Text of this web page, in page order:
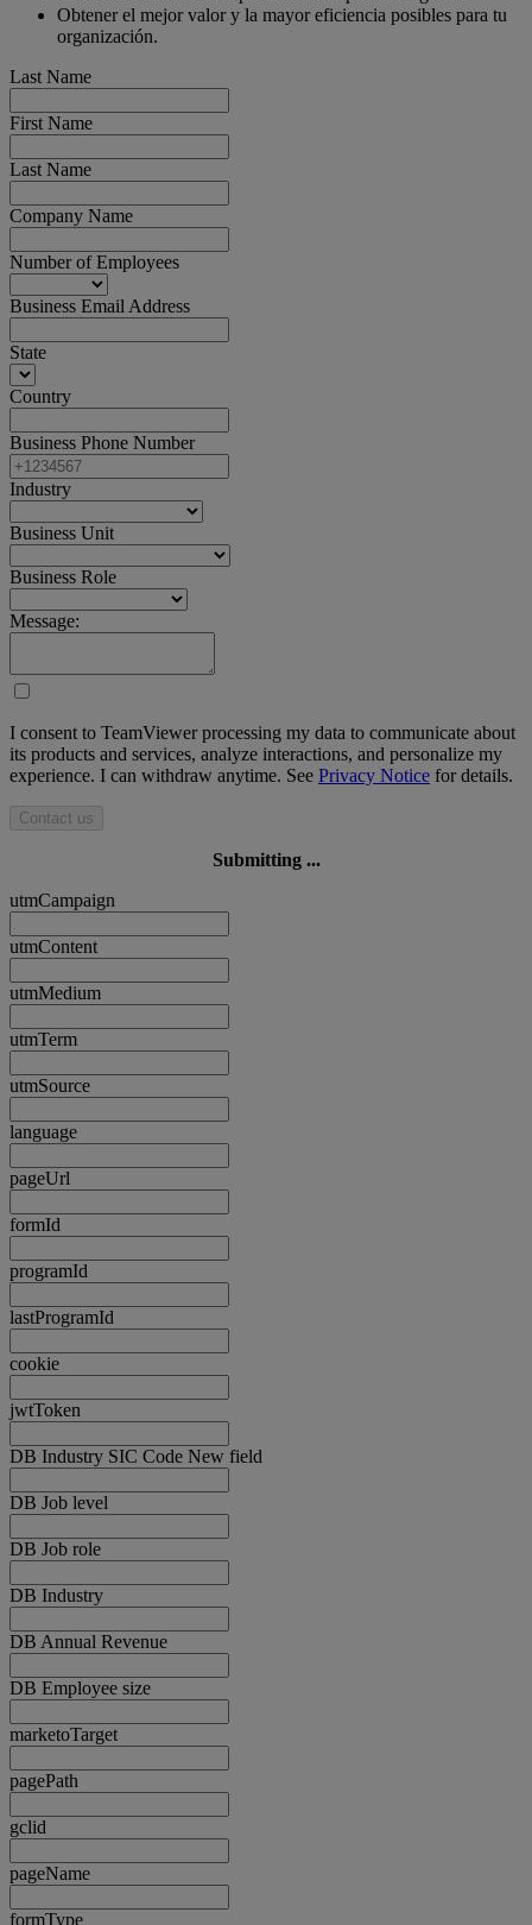
Obtener el mejor valor y la mayor eficiencia posibles para tu
organización.
Last Name
First Name
Last Name
Company Name
Number of Employees
Business Email Address
State
Country
Business Phone Number
Industry
Business Unit
Business Role
Message:
I consent to TeamViewer processing my data to communicate about
its products and services, analyze interactions, and personalize my
experience. I can withdraw anytime. See Privacy Notice for details.
Contact us
Submitting ...
utmCampaign
utmContent
utmMedium
utmTerm
utmSource
language
pageUrl
formId
programId
lastProgramId
cookie
jwtToken
DB Industry SIC Code New field
DB Job level
DB Job role
DB Industry
DB Annual Revenue
DB Employee size
marketoTarget
pagePath
gclid
pageName
formType